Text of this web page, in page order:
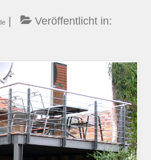
Veröffentlicht in: